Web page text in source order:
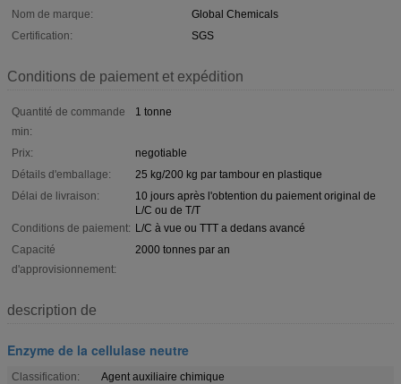
Nom de marque:
Global Chemicals
Certification:
SGS
Conditions de paiement et expédition
Quantité de commande
min:
1 tonne
Prix:
negotiable
Détails d'emballage:
25 kg/200 kg par tambour en plastique
Délai de livraison:
10 jours après l'obtention du paiement original de
L/C ou de T/T
Conditions de paiement: L/C à vue ou TTT a dedans avancé
Capacité
d'approvisionnement:
2000 tonnes par an
description de
Enzyme de la cellulase neutre
Classification:
Agent auxiliaire chimique